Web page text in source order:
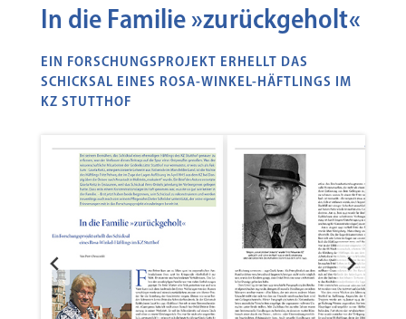
In die Familie »zurückgeholt«
EIN FORSCHUNGSPROJEKT ERHELLT DAS
SCHICKSAL EINES ROSA-WINKEL-HÄFTLINGS IM
KZ STUTTHOF